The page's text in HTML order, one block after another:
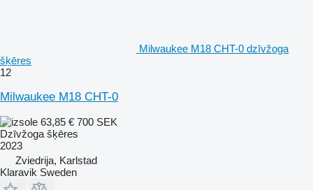
Milwaukee M18 CHT-0 dzīvžoga
šķēres
12
Milwaukee M18 CHT-0
63,85 € 700 SEK
Dzīvžoga šķēres
2023
Zviedrija, Karlstad
Klaravik Sweden